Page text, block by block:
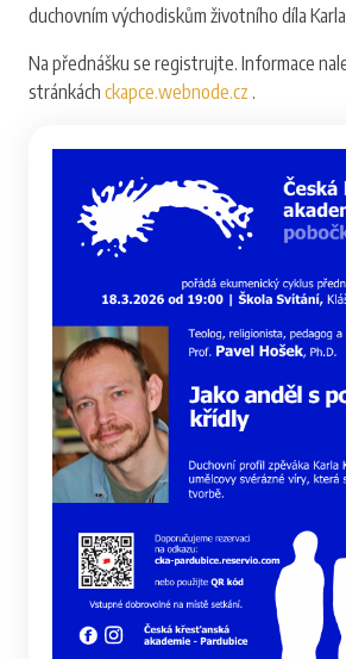
duchovním východiskům životního díla
Na přednášku se registrujte. Informace
stránkách ckapce.webnode.cz .